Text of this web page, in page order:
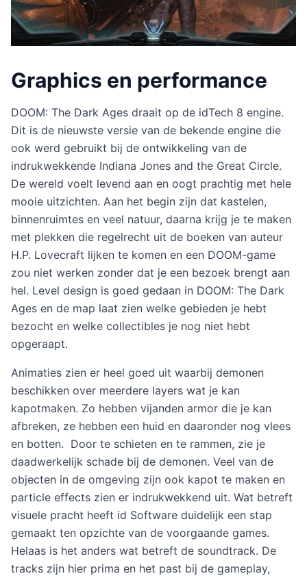
Graphics en performance
DOOM: The Dark Ages draait op de idTech 8 engine.
Dit is de nieuwste versie van de bekende engine die
ook werd gebruikt bij de ontwikkeling van de
indrukwekkende Indiana Jones and the Great Circle.
De wereld voelt levend aan en oogt prachtig met hele
mooie uitzichten. Aan het begin zijn dat kastelen,
binnenruimtes en veel natuur, daarna krijg je te maken
met plekken die regelrecht uit de boeken van auteur
H.P. Lovecraft lijken te komen en een DOOM-game
zou niet werken zonder dat je een bezoek brengt aan
hel. Level design is goed gedaan in DOOM: The Dark
Ages en de map laat zien welke gebieden je hebt
bezocht en welke collectibles je nog niet hebt
opgeraapt.
Animaties zien er heel goed uit waarbij demonen
beschikken over meerdere layers wat je kan
kapotmaken. Zo hebben vijanden armor die je kan
afbreken, ze hebben een huid en daaronder nog vlees
en botten. Door te schieten en te rammen, zie je
daadwerkelijk schade bij de demonen. Veel van de
objecten in de omgeving zijn ook kapot te maken en
particle effects zien er indrukwekkend uit. Wat betreft
visuele pracht heeft id Software duidelijk een stap
gemaakt ten opzichte van de voorgaande games.
Helaas is het anders wat betreft de soundtrack. De
tracks zijn hier prima en het past bij de gameplay,